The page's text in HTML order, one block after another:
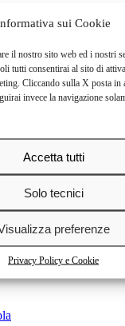
sui Cookie
il nostro sito web ed i nostri
tutti consentirai al sito di
Cliccando sulla X posta in
invece la navigazione
Accetta tutti
Solo tecnici
preferenze
Privacy Policy e Cookie
cookie